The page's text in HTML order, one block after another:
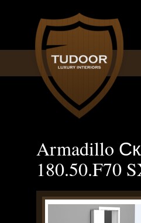
Armadillo
180.50.F70